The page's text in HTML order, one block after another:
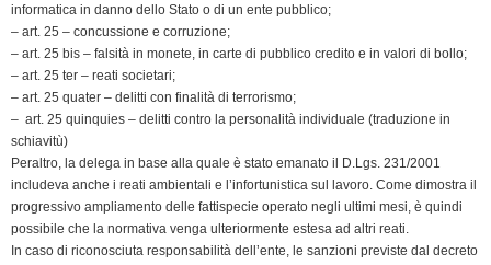
informatica in danno dello Stato o di un ente pubblico;
– art. 25 – concussione e corruzione;
– art. 25 bis – falsità in monete, in carte di pubblico credito e in valori di bollo;
– art. 25 ter – reati societari;
– art. 25 quater – delitti con finalità di terrorismo;
– art. 25 quinquies – delitti contro la personalità individuale (traduzione in
schiavitù)
Peraltro, la delega in base alla quale è stato emanato il D.Lgs. 231/2001
includeva anche i reati ambientali e l’infortunistica sul lavoro. Come dimostra il
progressivo ampliamento delle fattispecie operato negli ultimi mesi, è quindi
possibile che la normativa venga ulteriormente estesa ad altri reati.
In caso di riconosciuta responsabilità dell’ente, le sanzioni previste dal decreto